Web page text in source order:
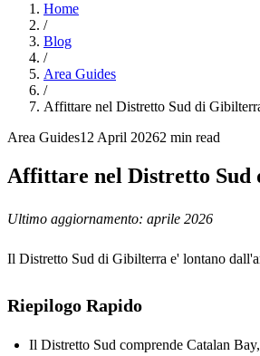
Home
/
Blog
/
Area Guides
/
Affittare nel Distretto Sud di
Area Guides12 April 20262 min read
Affittare nel Distretto Sud
Ultimo aggiornamento: aprile 2026
Il Distretto Sud di Gibilterra e' lontano
Riepilogo Rapido
Il Distretto Sud comprende Catalan